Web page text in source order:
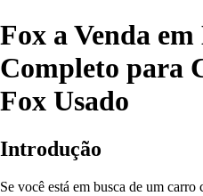
Fox a Venda
Completo para
Fox Usado
Introdução
Se você está em busca de um